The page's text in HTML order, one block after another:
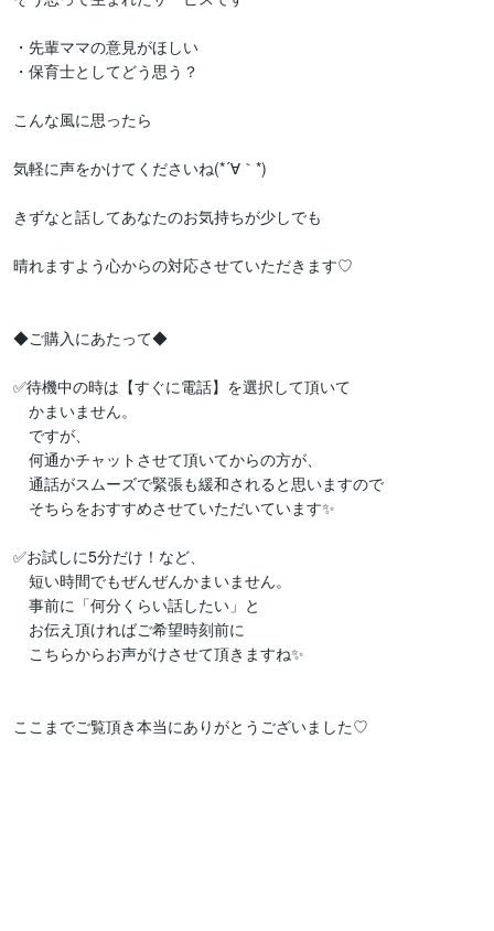
・先輩ママの意見がほしい
・保育士としてどう思う？
こんな風に思ったら
気軽に声をかけてくださいね(*´∀｀*)
きずなと話してあなたのお気持ちが少しでも
晴れますよう心からの対応させていただきます♡
◆ご購入にあたって◆
✅待機中の時は【すぐに電話】を選択して頂いて
かまいません。
ですが、
何通かチャットさせて頂いてからの方が、
通話がスムーズで緊張も緩和されると思いますので
そちらをおすすめさせていただいています✨
✅お試しに5分だけ！など、
短い時間でもぜんぜんかまいません。
事前に「何分くらい話したい」と
お伝え頂ければご希望時刻前に
こちらからお声がけさせて頂きますね✨
ここまでご覧頂き本当にありがとうございました♡